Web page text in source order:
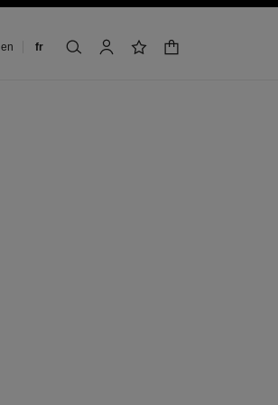
en fr
recherchermon compteliste de souhaits
panier